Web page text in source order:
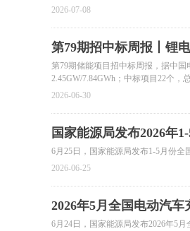
约19.56%；6月份混合储能招标项目
2026-07-08
第79期招中标周报丨锂
第79期储能项目招中标周报，据中
2.45GW/7.84GWh；中标项目22个，
2026-06-30
国家能源局发布2026年
6月25日，国家能源局发布1-5月份全
2026-06-25
2026年5月全国电动汽
6月24日，国家能源局发布2026年5